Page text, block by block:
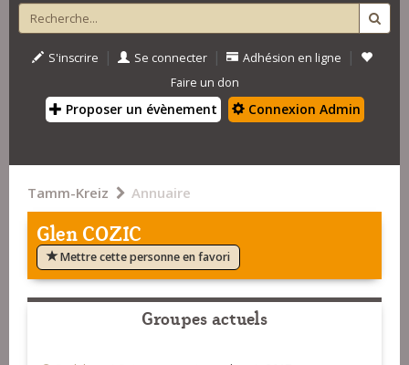
S'inscrire | Se connecter | Adhésion en ligne |
Faire un don
Proposer un évènement Connexion Admin
Tamm-Kreiz Annuaire
Glen COZIC
Mettre cette personne en favori
Groupes actuels